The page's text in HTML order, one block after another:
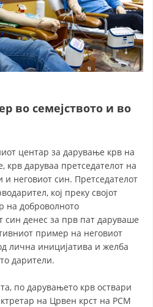
НА ЦКРМ
НА ДВИЖЕЊЕТО
ОРГАНИЗАЦИЈАТА
ИНФОРМАЦИИ
ТЕЛА
ЗА ЦКРМ
НА ЦКРМ
ОДБОР
во семејството и во
центар за дарување крв на
крв даруваа претседателот на
неговиот син. Претседателот
кој преку својот
на доброволното
син денес за прв пат даруваше
пример на неговиот
лична иницијатива и желба
дарители.
по дарувањето крв оствари
на Црвен крст на РСМ